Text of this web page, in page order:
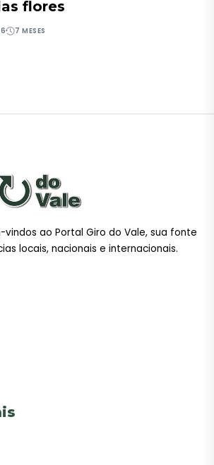
flores
7 MESES
ao Portal Giro do Vale, sua fonte
locais, nacionais e internacionais.